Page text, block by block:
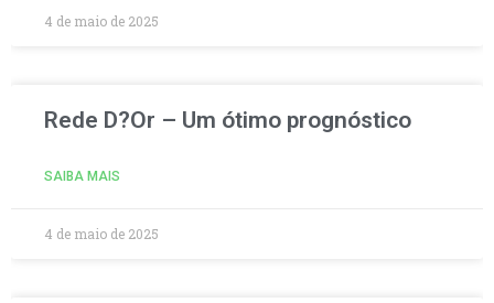
4 de maio de 2025
Rede D?Or – Um ótimo prognóstico
SAIBA MAIS
4 de maio de 2025